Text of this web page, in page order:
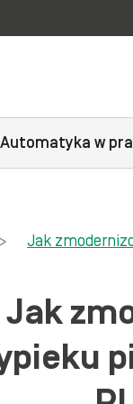
Automatyka w
> Jak
Jak